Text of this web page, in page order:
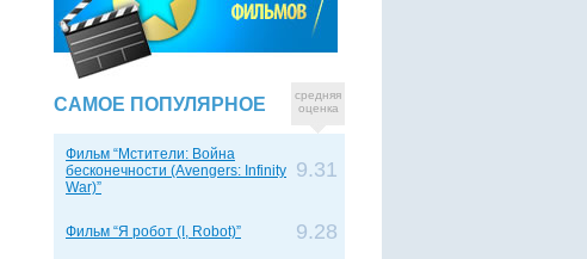
САМОЕ ПОПУЛЯРНОЕ
средняя
оценка
Фильм “Мстители: Война
бесконечности (Avengers: Infinity
War)”
9.31
Фильм “Я робот (I, Robot)” 9.28